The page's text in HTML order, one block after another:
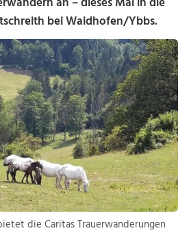
bei Waidhofen/Ybbs.
die Caritas Trauerwanderungen